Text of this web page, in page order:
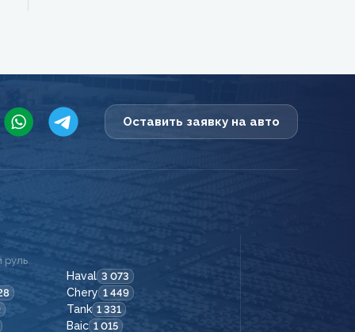
Оставить заявку на авто
руль
Haval 3 073
Chery 1 449
Tank 1 331
Baic 1 015